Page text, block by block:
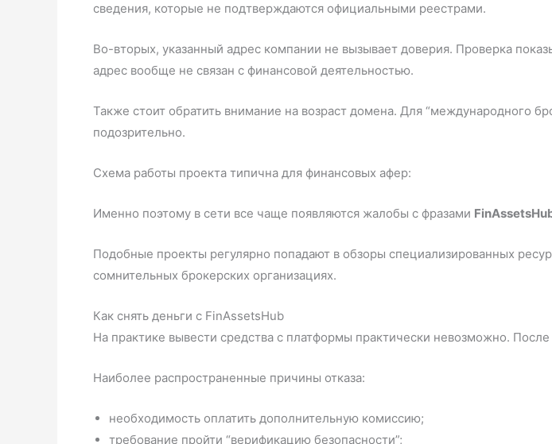
сведения, которые не подтверждаются официальными реестрами.
Во-вторых, указанный адрес компании не вызывает доверия. Проверка
адрес вообще не связан с финансовой деятельностью.
Также стоит обратить внимание на возраст домена. Для “международного
подозрительно.
Схема работы проекта типична для финансовых афер:
Именно поэтому в сети все чаще появляются жалобы с фразами
Подобные проекты регулярно попадают в обзоры специализированных
сомнительных брокерских организациях.
Как снять деньги с FinAssetsHub
На практике вывести средства с платформы практически невозможно.
Наиболее распространенные причины отказа:
необходимость оплатить дополнительную комиссию;
требование пройти “верификацию безопасности”;